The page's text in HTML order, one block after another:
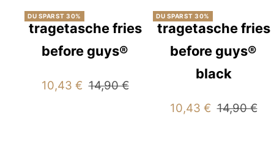
DU SPARST 30%
tragetasche fries
before guys®
Angebotspreis
10,43 € Regulärer
14,90 €
DU SPARST 30%
tragetasche fries
before guys®
black
Angebotspreis
10,43 € Regulärer
14,90 €